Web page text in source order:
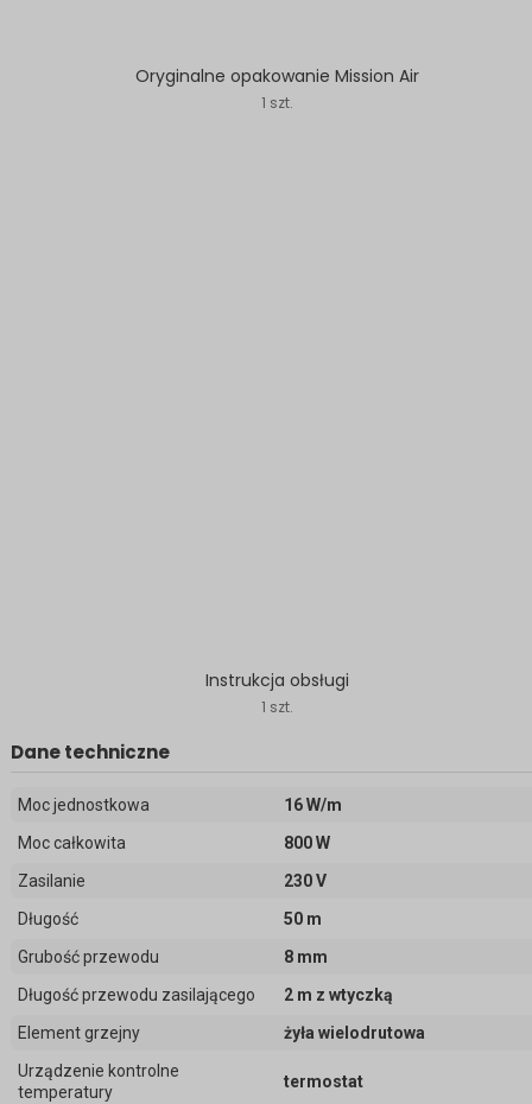
Oryginalne opakowanie Mission Air
1 szt.
Instrukcja obsługi
1 szt.
Dane techniczne
Moc jednostkowa
16 W/m
Moc całkowita
800 W
Zasilanie
230 V
Długość
50 m
Grubość przewodu
8 mm
Długość przewodu zasilającego
2 m z wtyczką
Element grzejny
żyła wielodrutowa
Urządzenie kontrolne
temperatury
termostat